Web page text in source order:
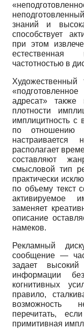
знаний и
способствует
при этом
частотностью в
Художественный
адресат»
плотности
имплицитность с
по отношению
располагает
составляют
смысловой тип
практически
по объему текст
активируемое
заменяет
описание
намеков.
Рекламный
сообщение —
задает
информации
когнитивных
правило,
возможность
перечитать,
примитивная